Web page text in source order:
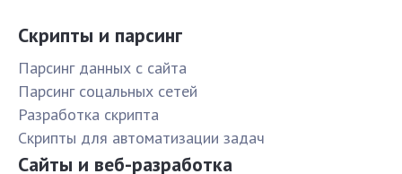
Скрипты и парсинг
Парсинг данных с сайта
Парсинг соцальных сетей
Разработка скрипта
Скрипты для автоматизации задач
Сайты и веб-разработка